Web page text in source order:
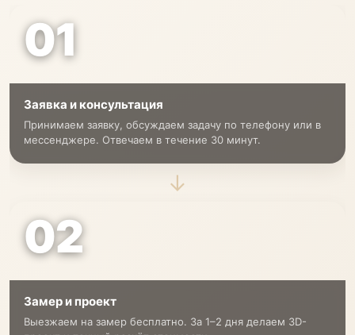
01
Заявка и консультация
Принимаем заявку, обсуждаем задачу по телефону или в
мессенджере. Отвечаем в течение 30 минут.
→
02
Замер и проект
Выезжаем на замер бесплатно. За 1–2 дня делаем 3D-